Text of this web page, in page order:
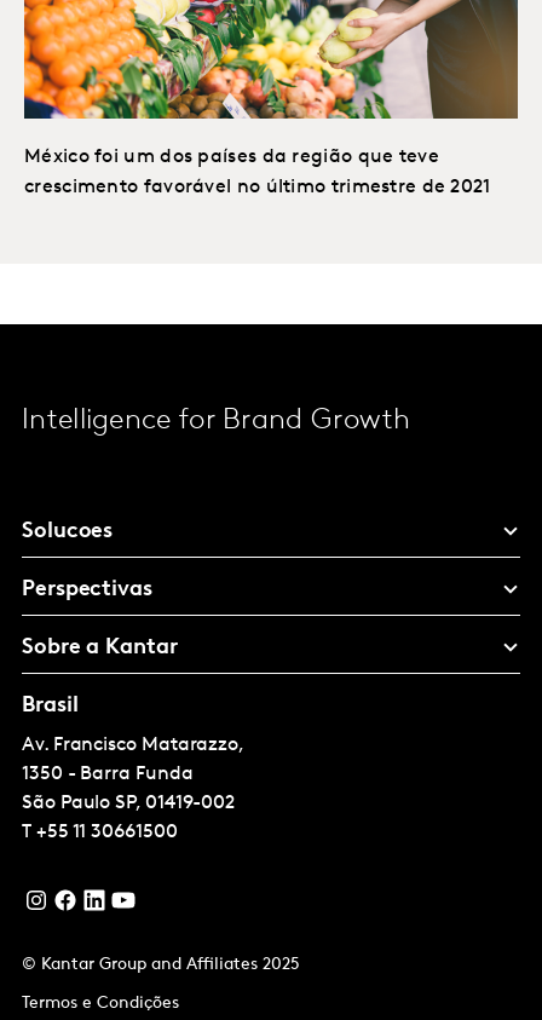
México foi um dos países da região que teve
crescimento favorável no último trimestre de 2021
Intelligence for Brand Growth
Solucoes
Perspectivas
Sobre a Kantar
Brasil
Av. Francisco Matarazzo,
1350 - Barra Funda
São Paulo SP, 01419-002
T +55 11 30661500
© Kantar Group and Affiliates 2025
Termos e Condições